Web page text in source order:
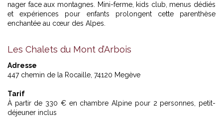
nager face aux montagnes. Mini-ferme, kids club, menus dédiés
et expériences pour enfants prolongent cette parenthèse
enchantée au cœur des Alpes.
Les Chalets du Mont d’Arbois
Adresse
447 chemin de la Rocaille, 74120 Megève
Tarif
À partir de 330 € en chambre Alpine pour 2 personnes, petit-
déjeuner inclus